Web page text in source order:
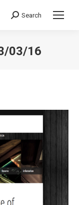
Search:
Search
03/16